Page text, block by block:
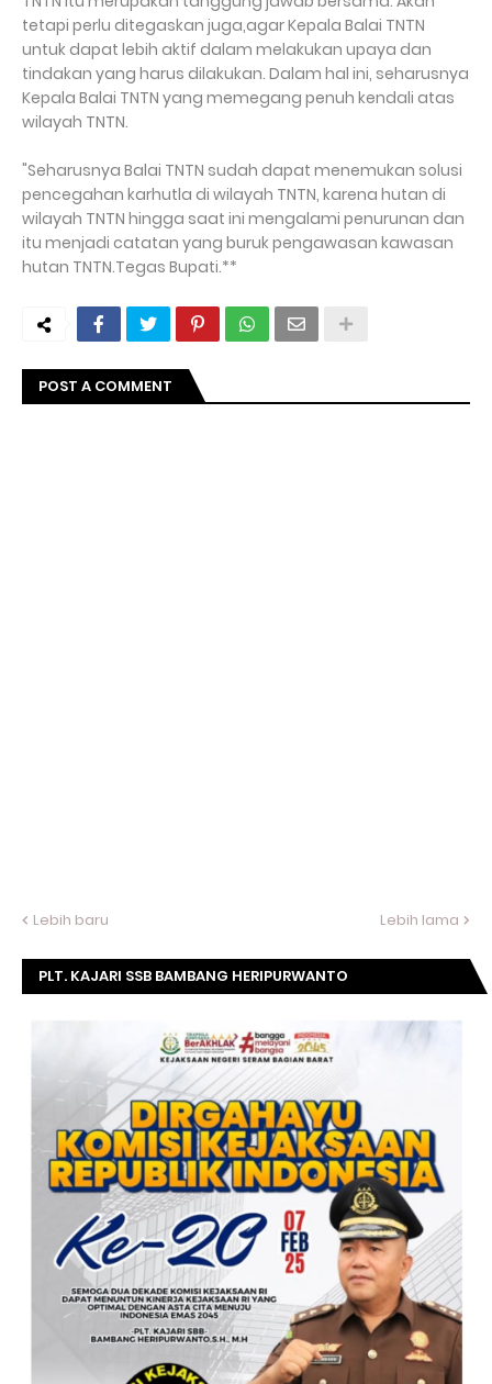
tetapi perlu ditegaskan juga,agar Kepala Balai TNTN
untuk dapat lebih aktif dalam melakukan upaya dan
tindakan yang harus dilakukan. Dalam hal ini, seharusnya
Kepala Balai TNTN yang memegang penuh kendali atas
wilayah TNTN.
"Seharusnya Balai TNTN sudah dapat menemukan solusi
pencegahan karhutla di wilayah TNTN, karena hutan di
wilayah TNTN hingga saat ini mengalami penurunan dan
itu menjadi catatan yang buruk pengawasan kawasan
hutan TNTN.Tegas Bupati.**
POST A COMMENT
Lebih baru Lebih lama
PLT. KAJARI SSB BAMBANG HERIPURWANTO
KEJAKSAAN RI KE- 20 TAHUN.